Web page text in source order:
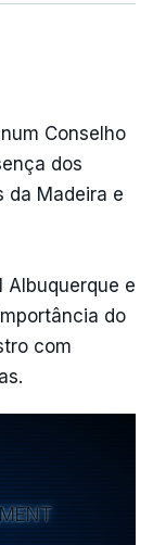
Conselho
dos
da Madeira e
Albuquerque e
do
com